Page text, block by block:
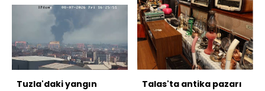
Tuzla'daki yangın
Talas'ta antika pazarı